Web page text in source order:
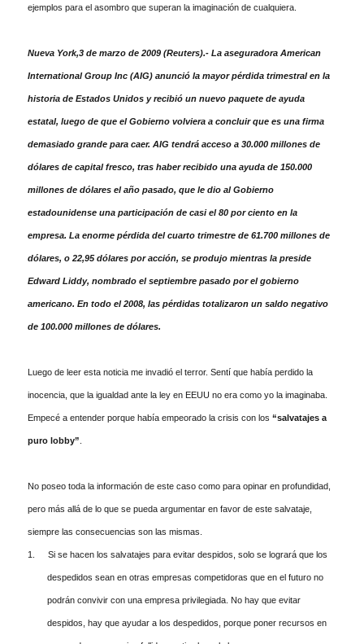
ejemplos para el asombro que superan la imaginación de cualquiera.
Nueva York,3 de marzo de 2009 (Reuters).- La aseguradora American
International Group Inc (AIG) anunció la mayor pérdida trimestral en la
historia de Estados Unidos y recibió un nuevo paquete de ayuda
estatal, luego de que el Gobierno volviera a concluir que es una firma
demasiado grande para caer. AIG tendrá acceso a 30.000 millones de
dólares de capital fresco, tras haber recibido una ayuda de 150.000
millones de dólares el año pasado, que le dio al Gobierno
estadounidense una participación de casi el 80 por ciento en la
empresa. La enorme pérdida del cuarto trimestre de 61.700 millones de
dólares, o 22,95 dólares por acción, se produjo mientras la preside
Edward Liddy, nombrado el septiembre pasado por el gobierno
americano. En todo el 2008, las pérdidas totalizaron un saldo negativo
de 100.000 millones de dólares.
Luego de leer esta noticia me invadió el terror. Sentí que había perdido la
inocencia, que la igualdad ante la ley en EEUU no era como yo la imaginaba.
Empecé a entender porque había empeorado la crisis con los“salvatajes a
puro lobby”
No poseo toda la información de este caso como para opinar en profundidad,
pero más allá de lo que se pueda argumentar en favor de este salvataje,
siempre las consecuencias son las mismas.
1. Si se hacen los salvatajes para evitar despidos, solo se logrará que los
despedidos sean en otras empresas competidoras que en el futuro no
podrán convivir con una empresa privilegiada. No hay que evitar
despidos, hay que ayudar a los despedidos, porque poner recursos en